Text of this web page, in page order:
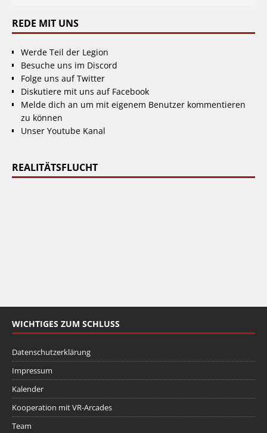
REDE MIT UNS
Werde Teil der Legion
Besuche uns im Discord
Folge uns auf Twitter
Diskutiere mit uns auf Facebook
Melde dich an um mit eigenem Benutzer kommentieren
zu können
Unser Youtube Kanal
REALITÄTSFLUCHT
WICHTIGES ZUM SCHLUSS
Datenschutzerklärung
Impressum
Kalender
Kooperation mit VR-Arcades
Team